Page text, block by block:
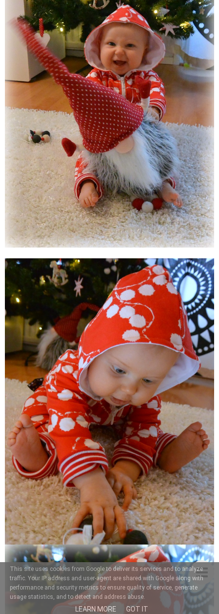
This site uses cookies from Google to deliver its services and to analyze
traffic. Your IP address and user-agent are shared with Google along with
performance and security metrics to ensure quality of service, generate
usage statistics, and to detect and address abuse.
LEARN MORE GOT IT